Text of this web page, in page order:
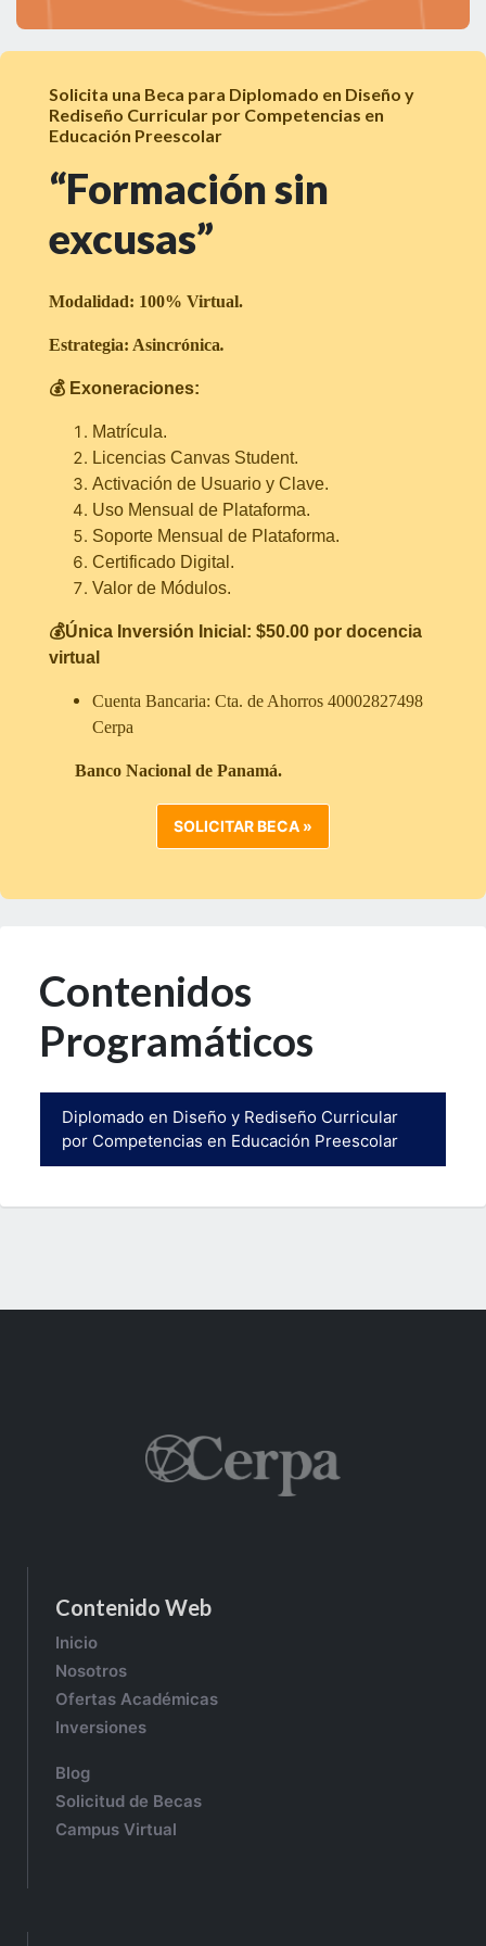
Solicita una Beca para Diplomado en Diseño y
Rediseño Curricular por Competencias en
Educación Preescolar
“Formación sin
excusas”
Modalidad: 100% Virtual.
Estrategia: Asincrónica.
💰 Exoneraciones:
Matrícula.
Licencias Canvas Student.
Activación de Usuario y Clave.
Uso Mensual de Plataforma.
Soporte Mensual de Plataforma.
Certificado Digital.
Valor de Módulos.
💰Única Inversión Inicial: $50.00 por docencia
virtual
Cuenta Bancaria: Cta. de Ahorros 40002827498
Cerpa
Banco Nacional de Panamá.
SOLICITAR BECA »
Contenidos
Programáticos
Diplomado en Diseño y Rediseño Curricular
por Competencias en Educación Preescolar
Contenido Web
Inicio
Nosotros
Ofertas Académicas
Inversiones
Blog
Solicitud de Becas
Campus Virtual